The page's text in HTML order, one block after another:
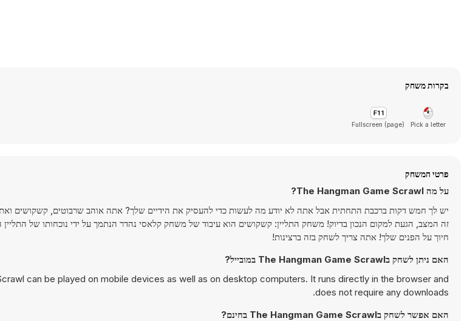
בקרות משחק
Pick a letter
Fullscreen (page)
פרטי המשחק
על מה The Hangman Game Scrawl?
יש לך חמש דקות ברכבת התחתית אבל אתה לא יודע מה לעשות כדי להעסיק את הידיים שלך? אתה אוהב שרבוטים, קשקושים
זה המצב, הגעת למקום הנכון בדיוק! משחק התליין: קשקושים הוא עיבוד של משחק קלאסי נהדר הנתמך על ידי נוכחותו של
חיוך על הפנים שלך! אתה צריך לשחק בזה ברצינות!
האם ניתן לשחק בThe Hangman Game Scrawl במובייל?
can be played on mobile devices as well as on desktop computers. It runs directly in the browser and
does not require any downloads.
האם אפשר לשחק בThe Hangman Game Scrawl בחינם?